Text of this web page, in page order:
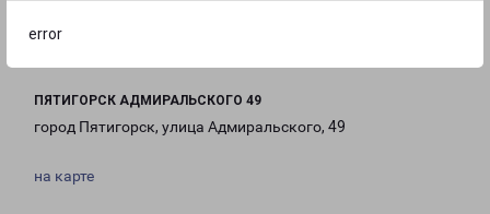
error
ПЯТИГОРСК АДМИРАЛЬСКОГО 49
город Пятигорск, улица Адмиральского, 49
на карте